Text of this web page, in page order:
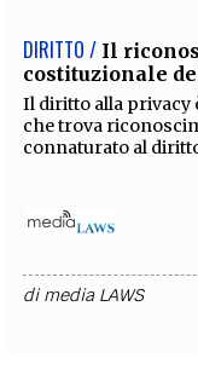
DIRITTO / Il
costituzionale
Il diritto alla privacy
che trova
connaturato al
dimedia LAWS